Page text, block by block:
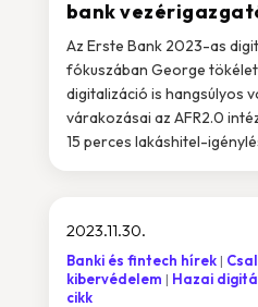
bank
Az Erste Bank 2023-as
fókuszában George
digitalizáció is hangsúlyos
várakozásai az AFR2.0
15 perces lakáshitel-
2023.11.30.
Banki és fintech hírek
kibervédelem
Hazai
cikk